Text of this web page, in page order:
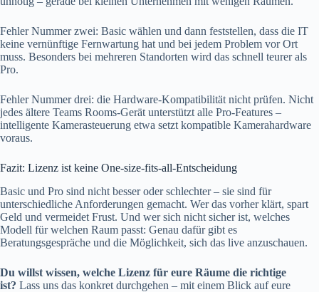
Fehler Nummer zwei: Basic wählen und dann feststellen, dass die IT
keine vernünftige Fernwartung hat und bei jedem Problem vor Ort
muss. Besonders bei mehreren Standorten wird das schnell teurer als
Pro.
Fehler Nummer drei: die Hardware-Kompatibilität nicht prüfen. Nicht
jedes ältere Teams Rooms-Gerät unterstützt alle Pro-Features –
intelligente Kamerasteuerung etwa setzt kompatible Kamerahardware
voraus.
Fazit: Lizenz ist keine One-size-fits-all-Entscheidung
Basic und Pro sind nicht besser oder schlechter – sie sind für
unterschiedliche Anforderungen gemacht. Wer das vorher klärt, spart
Geld und vermeidet Frust. Und wer sich nicht sicher ist, welches
Modell für welchen Raum passt: Genau dafür gibt es
Beratungsgespräche und die Möglichkeit, sich das live anzuschauen.
Du willst wissen, welche Lizenz für eure Räume die richtige
ist? Lass uns das konkret durchgehen – mit einem Blick auf eure